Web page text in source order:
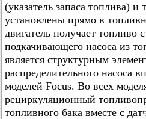
(указатель запаса топлива)
установлены прямо в
двигатель получает топливо
подкачивающего насоса из
является структурным
распределительного насоса
моделей Focus. Во всех
рециркуляционный
топливного бака вместе с